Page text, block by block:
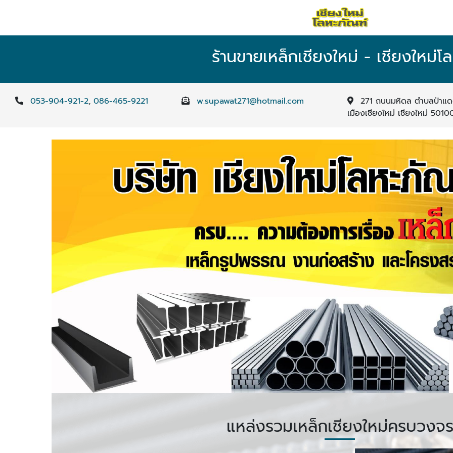
ร้านขายเหล็กเชียงใหม่ - เชียงใหม่โ
053-904-921-2, 086-465-9221 w.supawat271@hotmail.com
271 ถนนมหิดล ตำบลป่าแ
เมืองเชียงใหม่ เชียงใหม่
แหล่งรวมเหล็กเชียงใหม่ครบวงจร